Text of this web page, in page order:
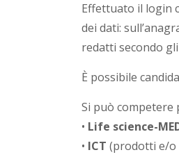
Effettuato il login
dei dati:
redatti secondo
È possibile
Si può competere
• Life science-
• ICT (prodotti e/o